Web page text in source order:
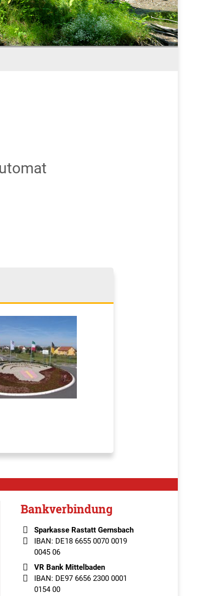
Bankverbindung
Sparkasse Rastatt Gernsbach
IBAN: DE18 6655 0070 0019
0045 06
VR Bank Mittelbaden
IBAN: DE97 6656 2300 0001
0154 00